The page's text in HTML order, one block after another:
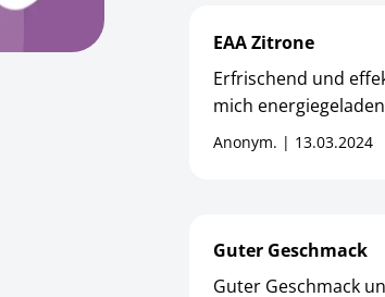
EAA Zitrone
Erfrischend und
mich
Anonym. | 13.03.2024
Guter Geschmack
Guter Geschmack